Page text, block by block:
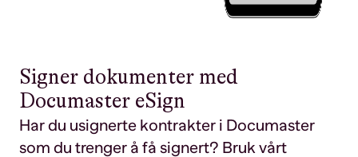
Signer dokumenter med
Documaster eSign
Har du usignerte kontrakter i Documaster
som du trenger å få signert? Bruk vårt